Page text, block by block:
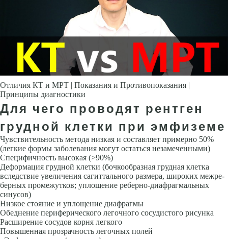
Отличия КТ и МРТ | Показания и Противопоказания |
Принципы диагностики
Для чего проводят рентген
грудной клетки при эмфиземе
Чувствительность метода низкая и составляет примерно 50%
(легкие формы заболевания могут остаться незамеченными)
Специфичность высокая (>90%)
Деформация грудной клетки (бочкообразная грудная клетка
вследствие увеличения сагиттального размера, широких межре­
берных промежутков; уплощение реберно-диафрагмальных
синусов)
Низкое стояние и уплощение диафрагмы
Обеднение периферического легочного сосудистого рисунка
Расширение сосудов корня легкого
По­вышенная прозрачность легочных полей